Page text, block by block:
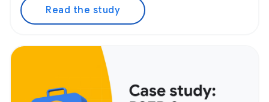
Read the study